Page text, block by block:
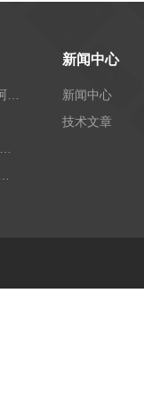
新闻中心
新闻中心
技术文章